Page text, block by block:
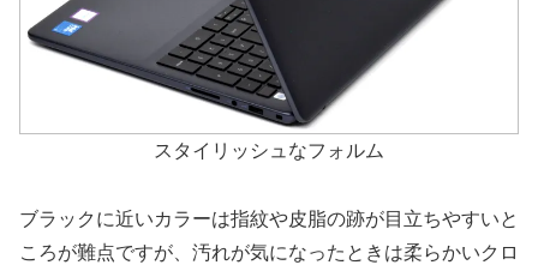
スタイリッシュなフォルム
ブラックに近いカラーは指紋や皮脂の跡が目立ちやすいと
ころが難点ですが、汚れが気になったときは柔らかいクロ